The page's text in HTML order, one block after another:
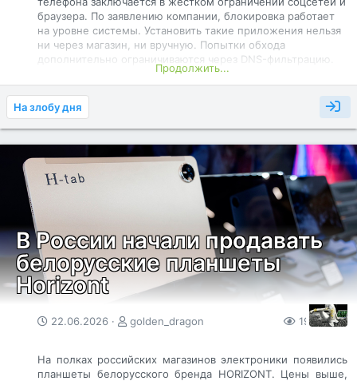
браузера. По заявлению компании, блокировка работает
на уровне системы. Установить такие приложения нельзя
ни через магазин, ни вручную. Попытки обхода
дополнительно ограничиваются через DNS-фильтрацию.
При этом устройство не ориентируется исключительно на
офлайн-активность. В нем остаются карты, QR-коды и
базовые интернет-сервисы. А приложения
устанавливаются через собственный магазин Commostore.
В этом магазине действует белый список: доступ
получают только одобренные программы. Соцсети и
браузеры туда не попадают по задумке разработчиков.
Зато мессенджеры вроде WhatsApp* и утилиты
Продолжить...
На злобу дня
В России начали продавать
белорусские планшеты
Horizont
22.06.2026 golden_dragon 194 0
На полках российских магазинов электроники появились
планшеты белорусского бренда HORIZONT. Цены выше,